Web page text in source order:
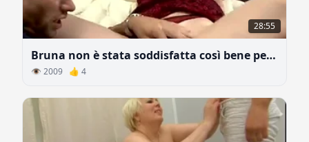
28:55
Bruna non è stata soddisfatta così bene per molto tempo
👁 2009 👍 4